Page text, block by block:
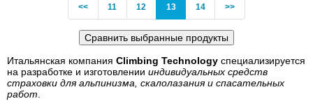
<<Previous
11 12 13(current)
14 >>
Итальянская компания Climbing Technology специализируется
на разработке и изготовлении индивидуальных средств
страховки для альпинизма, скалолазания и спасательных
работ.